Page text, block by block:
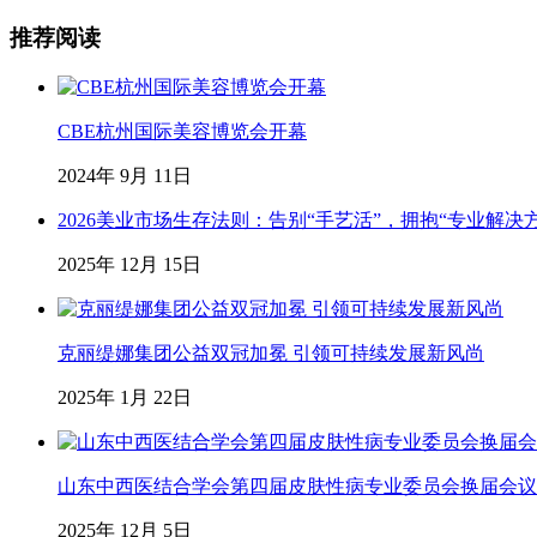
推荐阅读
CBE杭州国际美容博览会开幕
2024年 9月 11日
2026美业市场生存法则：告别“手艺活”，拥抱“专业解决
2025年 12月 15日
克丽缇娜集团公益双冠加冕 引领可持续发展新风尚
2025年 1月 22日
山东中西医结合学会第四届皮肤性病专业委员会换届会
2025年 12月 5日